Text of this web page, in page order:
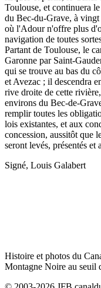
Toulouse, et continuera
du Bec-du-Grave, à
où l'Adour n'offre plus
navigation de toutes
Partant de Toulouse, le
Garonne par Saint-
qui se trouve au bas du
et Avezac ; il descendra
rive droite de cette
environs du Bec-de-
remplir toutes les
lois existantes, et aux
concession, aussitôt que
seront levés, présentés et
Signé, Louis Galabert
Histoire et photos du
Montagne Noire au seuil